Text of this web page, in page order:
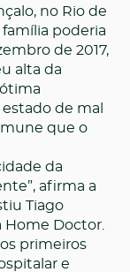
no Rio de
poderia
de 2017,
alta da
de mal
que o
da
afirma a
Tiago
Doctor.
primeiros
e